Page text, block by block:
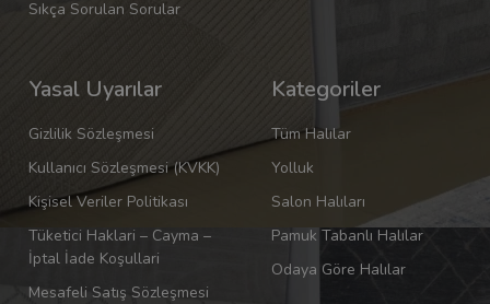
Sıkça Sorulan Sorular
Yasal Uyarılar
Gizlilik Sözleşmesi
Kullanıcı Sözleşmesi (KVKK)
Kişisel Veriler Politikası
Tüketici Haklari – Cayma –
İptal İade Koşullari
Mesafeli Satış Sözleşmesi
Kategoriler
Tüm Halılar
Yolluk
Salon Halıları
Pamuk Tabanlı Halılar
Odaya Göre Halılar